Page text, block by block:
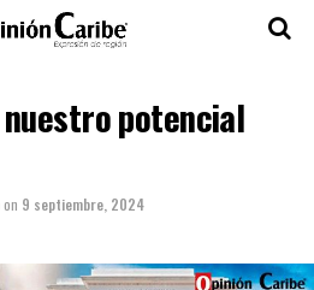
nuestro potencial
on 9 septiembre, 2024